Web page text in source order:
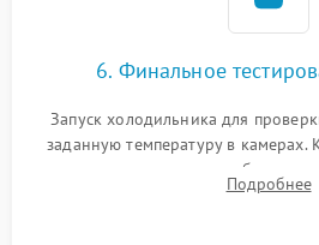
6. Финальное
Запуск холодильника для
заданную температуру в камерах.
компрессора, отсутствия
срабатывания системыПодробнее